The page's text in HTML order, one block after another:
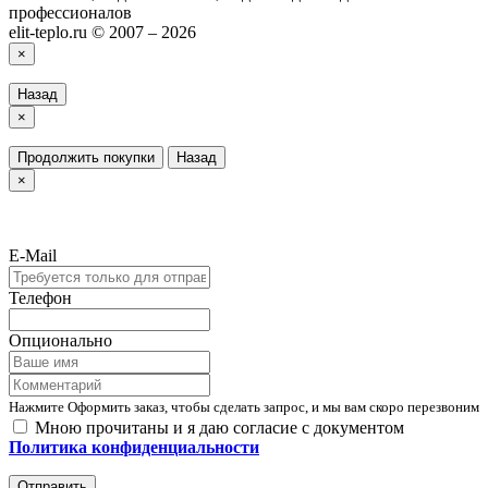
профессионалов
elit-teplo.ru © 2007 – 2026
×
Назад
×
Продолжить покупки
Назад
×
E-Mail
Телефон
Опционально
Нажмите Оформить заказ, чтобы сделать запрос, и мы вам скоро перезвоним
Мною прочитаны и я даю согласие с документом
Политика конфиденциальности